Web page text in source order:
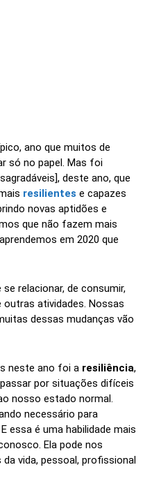
ano que muitos de
só no papel. Mas foi
deste ano, que
resilientes e capazes
novas aptidões e
que não fazem mais
em 2020 que
relacionar, de consumir,
outras atividades. Nossas
dessas mudanças vão
neste ano foi a resiliência,
por situações difíceis
nosso estado normal.
necessário para
essa é uma habilidade mais
Ela pode nos
vida, pessoal, profissional